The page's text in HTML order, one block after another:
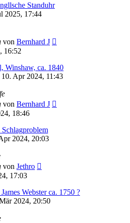
Standuhr
2025, 17:44
von Bernhard J
16:52
Winshaw, ca. 1840
Apr 2024, 11:43
von Bernhard J
18:46
2024, 20:03
von Jethro
17:03
Webster ca. 1750 ?
2024, 20:50